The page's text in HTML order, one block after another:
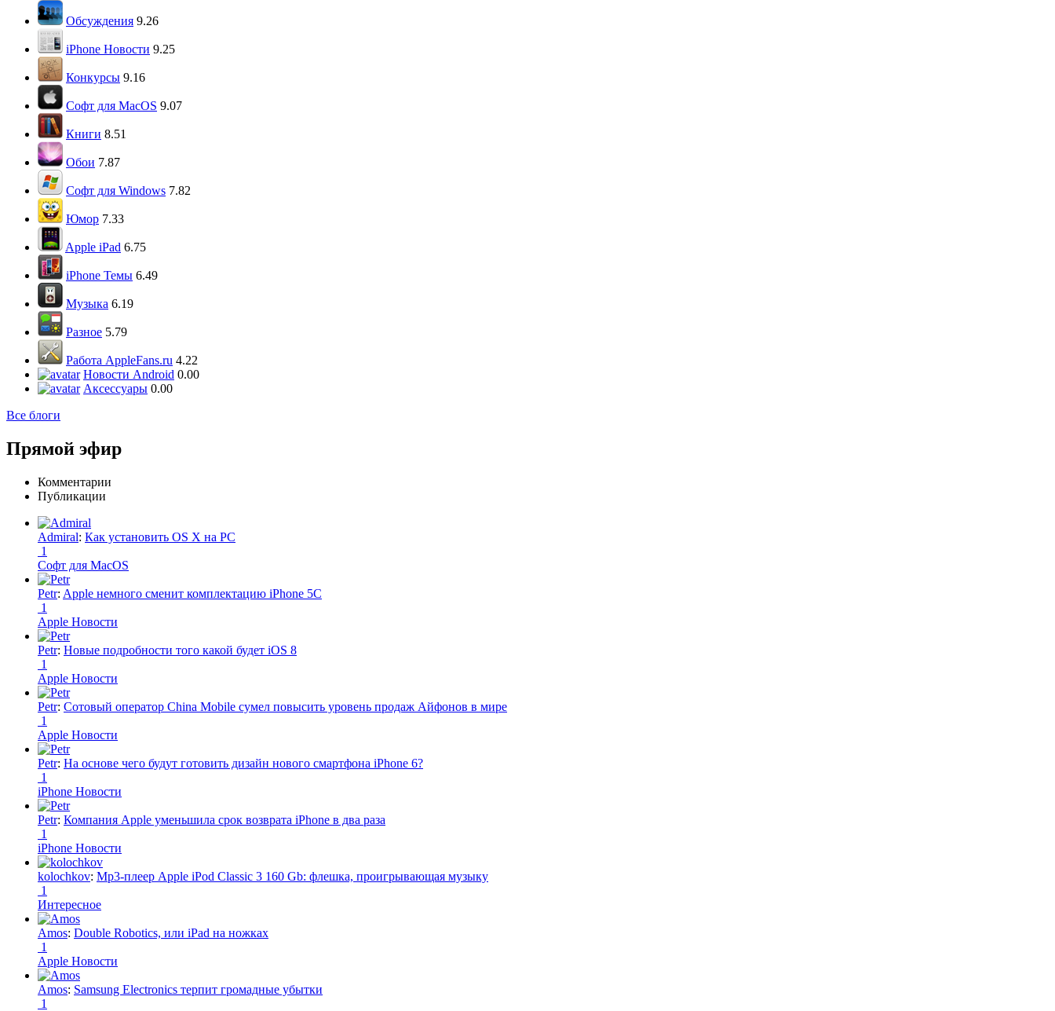
Обсуждения 9.26
iPhone Новости 9.25
Конкурсы 9.16
Софт для MacOS 9.07
Книги 8.51
Обои 7.87
Софт для Windows 7.82
Юмор 7.33
Apple iPad 6.75
iPhone Темы 6.49
Музыка 6.19
Разное 5.79
Работа AppleFans.ru 4.22
Новости Android 0.00
Аксессуары 0.00
Все блоги
Прямой эфир
Комментарии
Публикации
Admiral: Как установить OS X на PC
1
Софт для MacOS
Petr: Apple немного сменит комплектацию iPhone 5C
1
Apple Новости
Petr: Новые подробности того какой будет iOS 8
1
Apple Новости
Petr: Сотовый оператор China Mobile сумел повысить уровень продаж Айфонов в мире
1
Apple Новости
Petr: На основе чего будут готовить дизайн нового смартфона iPhone 6?
1
iPhone Новости
Petr: Компания Apple уменьшила срок возврата iPhone в два раза
1
iPhone Новости
kolochkov: Mp3-плеер Apple iPod Classic 3 160 Gb: флешка, проигрывающая музыку
1
Интересное
Amos: Double Robotics, или iPad на ножках
1
Apple Новости
Amos: Samsung Electronics терпит громадные убытки
1